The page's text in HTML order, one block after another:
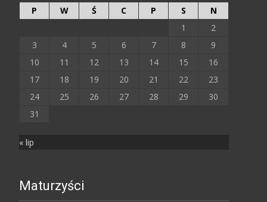
P
W Ś C P S
N
1
2
3
4 5 6 7 8
9
10
11 12 13 14 15
16
17
18 19 20 21 22
23
24
25 26 27 28 29
30
31
« lip
Maturzyści